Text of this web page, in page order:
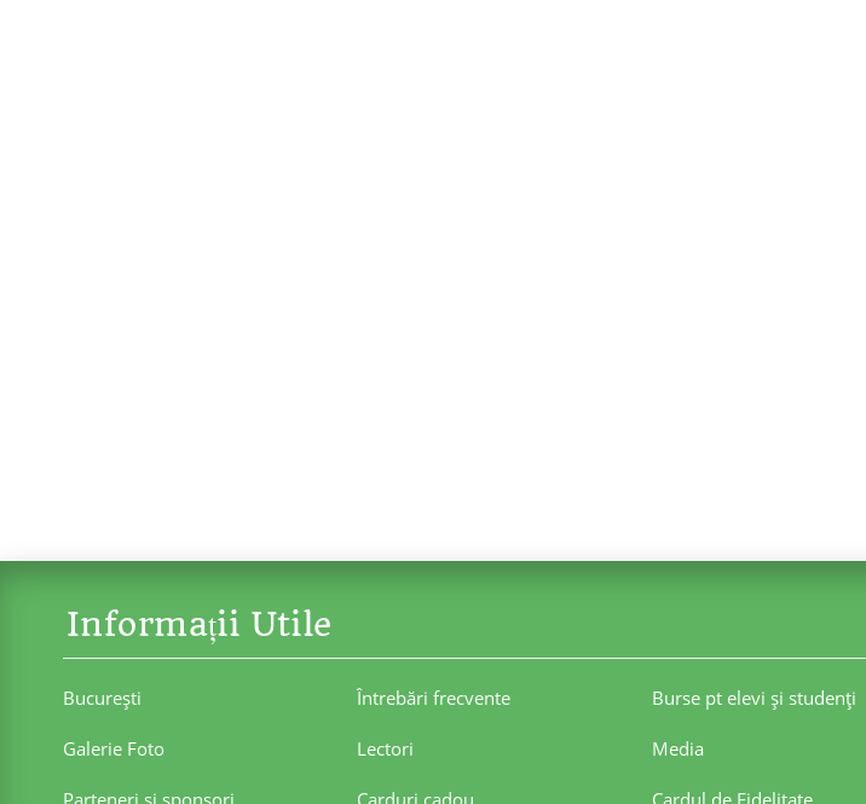
Informații Utile
Bucureşti Întrebări frecvente Burse pt elevi şi studenţi
Galerie Foto Lectori Media
Parteneri şi sponsori Carduri cadou Cardul de Fidelitate